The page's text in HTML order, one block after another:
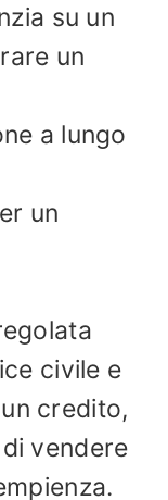
su un
un
a lungo
un
civile e
credito,
vendere